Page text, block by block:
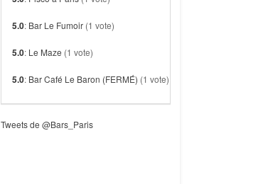
5.0: Bar Le Fumoir (1 vote)
5.0: Le Maze (1 vote)
5.0: Bar Café Le Baron (FERMÉ) (1 vote)
Tweets de @Bars_Paris